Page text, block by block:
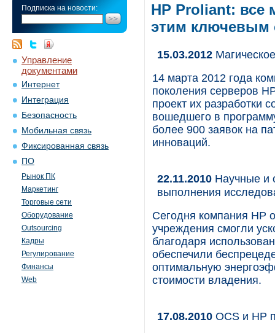
Подписка на новости:
Управление
документами
Интернет
Интеграция
Безопасность
Мобильная связь
Фиксированная связь
ПО
Рынок ПК
Маркетинг
Торговые сети
Оборудование
Outsourcing
Кадры
Регулирование
Финансы
Web
HP Proliant: все
этим ключевым
15.03.2012
14 марта 2012 года
поколения серверов
проект их разработки
вошедшего в
более 900 заявок на
инноваций.
22.11.2010 Научные и
выполнения
Сегодня компания HP
учреждения смогли
благодаря
обеспечили
оптимальную
стоимости владения.
17.08.2010 ОСS и НР